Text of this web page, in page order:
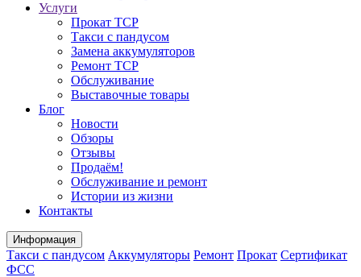
Услуги
Прокат ТСР
Такси с пандусом
Замена аккумуляторов
Ремонт ТСР
Обслуживание
Выставочные товары
Блог
Новости
Обзоры
Отзывы
Продаём!
Обслуживание и ремонт
Истории из жизни
Контакты
Информация
Такси с пандусом Аккумуляторы Ремонт Прокат Сертификат
ФСС